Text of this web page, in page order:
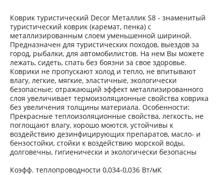
Коврик туристический Decor Металлик S8 - знаменитый
туристический коврик (каремат, пенка) с
металлизированным слоем уменьшенной шириной.
Предназначен для туристических походов, выездов за
город, рыбалки, для автомобилистов. На нем Вы можете
лежать, сидеть, спать без боязни за свое здоровье.
Коврики не пропускают холод и тепло, не впитывают
влагу, легкие, мягкие, эластичные, экологически
безопасные; отражающий эффект металлизированного
слоя увеличивает термоизоляционные свойства коврика
без увеличения толщины материала. Особенности:
Прекрасные теплоизоляционные свойства, легкость, не
поглощают влагу, хорошо моются, устойчивы к
воздействию дезинфицирующих препаратов, масло- и
бензостойки, стойки к воздействию морской воды,
долговечны, гигиенически и экологически безопасны
Коэфф. теплопроводности 0,034-0,036 Вт/мК